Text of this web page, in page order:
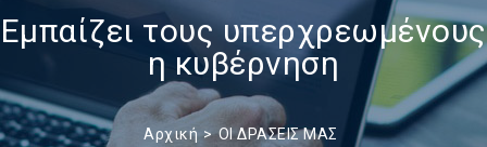
Εμπαίζει τους υπερχρεωμένους
η κυβέρνηση
Αρχική ΟΙ ΔΡΑΣΕΙΣ ΜΑΣ